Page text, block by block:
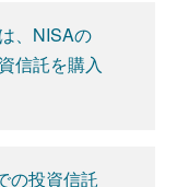
、NISAの
信託を購入
の投資信託